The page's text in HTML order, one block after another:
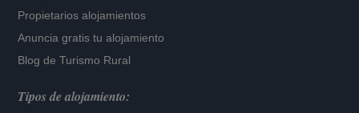
Propietarios alojamientos
Anuncia gratis tu alojamiento
Blog de Turismo Rural
Tipos de alojamiento: